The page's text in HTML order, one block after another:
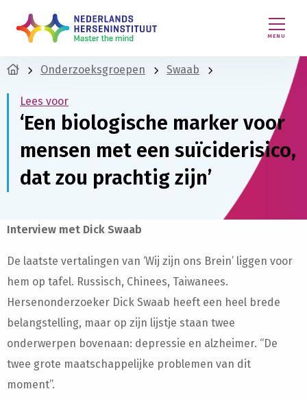
MENU
Onderzoeksgroepen Swaab
Lees voor
‘Een biologische marker voor
mensen met een suïciderisico,
dat zou prachtig zijn’
Interview met Dick Swaab
De laatste vertalingen van ‘Wij zijn ons Brein’ liggen voor
hem op tafel. Russisch, Chinees, Taiwanees.
Hersenonderzoeker Dick Swaab heeft een heel brede
belangstelling, maar op zijn lijstje staan twee
onderwerpen bovenaan: depressie en alzheimer. “De
twee grote maatschappelijke problemen van dit
moment”.